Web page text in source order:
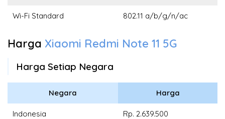
Wi-Fi Standard 802.11 a/b/g/n/ac
Harga Xiaomi Redmi Note 11 5G
Harga Setiap Negara
Negara Harga
Indonesia Rp. 2.639.500